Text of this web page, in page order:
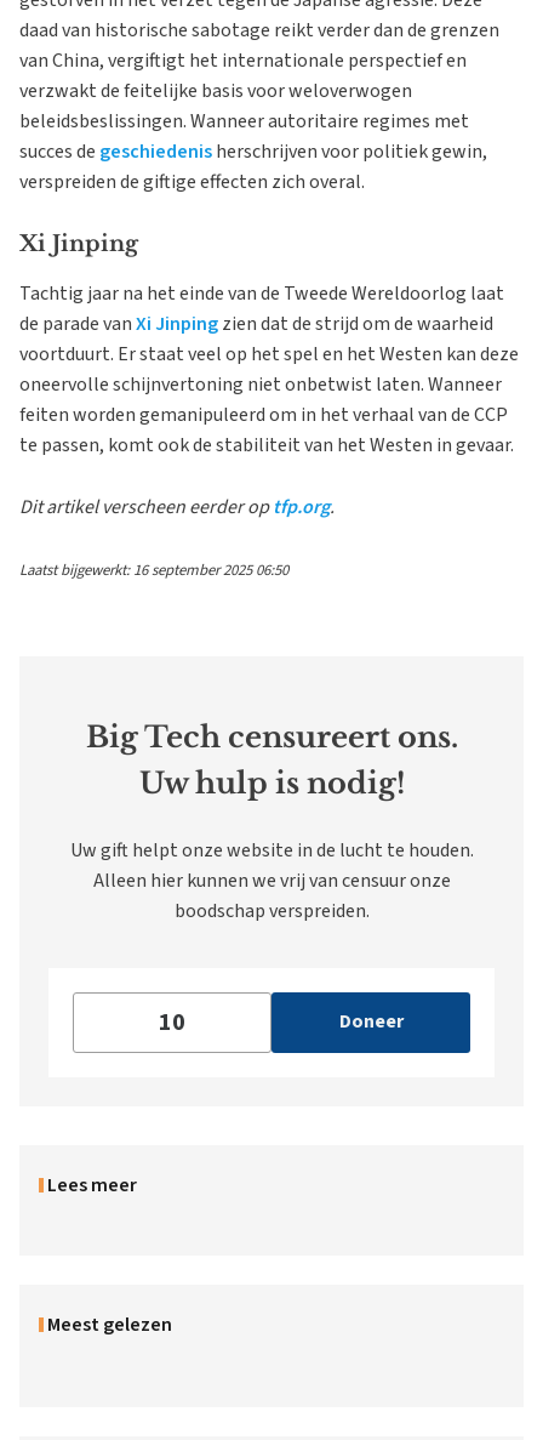
daad van historische sabotage reikt verder dan de grenzen
van China, vergiftigt het internationale perspectief en
verzwakt de feitelijke basis voor weloverwogen
beleidsbeslissingen. Wanneer autoritaire regimes met
succes de geschiedenisherschrijven voor politiek gewin,
verspreiden de giftige effecten zich overal.
Xi Jinping
Tachtig jaar na het einde van de Tweede Wereldoorlog laat
de parade vanXi Jinpingzien dat de strijd om de waarheid
voortduurt. Er staat veel op het spel en het Westen kan deze
oneervolle schijnvertoning niet onbetwist laten. Wanneer
feiten worden gemanipuleerd om in het verhaal van de CCP
te passen, komt ook de stabiliteit van het Westen in gevaar.
Dit artikel verscheen eerder optfp.org.
Laatst bijgewerkt: 16 september 2025 06:50
Big Tech censureert ons.
Uw hulp is nodig!
Uw gift helpt onze website in de lucht te houden.
Alleen hier kunnen we vrij van censuur onze
boodschap verspreiden.
Doneer
Lees meer
Meest gelezen